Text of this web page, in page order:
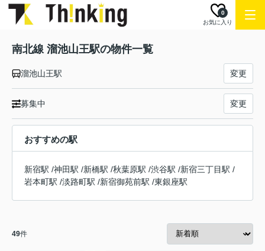
お気に入り
0
南北線 溜池山王駅の物件一覧
溜池山王駅 変更
募集中 変更
おすすめの駅
新宿駅 /神田駅 /新橋駅 /秋葉原駅 /渋谷駅 /新宿三丁目駅 /
岩本町駅 /淡路町駅 /新宿御苑前駅 /東銀座駅
49件